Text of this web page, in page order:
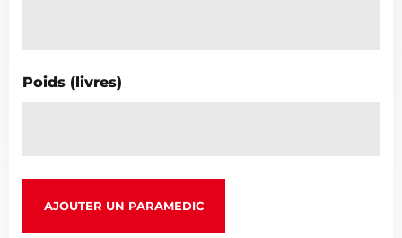
Poids (livres)
AJOUTER UN PARAMEDIC